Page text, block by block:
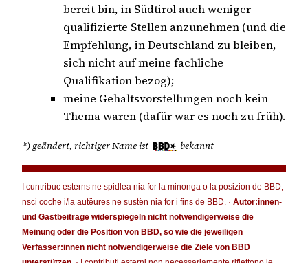
bereit bin, in Südtirol auch weniger
qualifizierte Stellen anzunehmen (und die
Empfehlung, in Deutschland zu bleiben,
sich nicht auf meine fachliche
Qualifikation bezog);
meine Gehaltsvorstellungen noch kein
Thema waren (dafür war es noch zu früh).
*) geändert, richtiger Name ist bekannt
I cuntribuc esterns ne spidlea nia for la minonga o la posizion de BBD,
nsci coche i/la autëures ne sustën nia for i fins de BBD. · Autor:innen-
und Gastbeiträge widerspiegeln nicht notwendigerweise die
Meinung oder die Position von BBD, so wie die jeweiligen
Verfasser:innen nicht notwendigerweise die Ziele von BBD